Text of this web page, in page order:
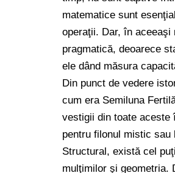
matematice sunt
operaţii. Dar, în aceeaşi
pragmatică, deoarece
ele dând măsura
Din punct de vedere
cum era Semiluna
vestigii din toate aceste
pentru filonul mistic
Structural, există cel
mulţimilor şi geometria.